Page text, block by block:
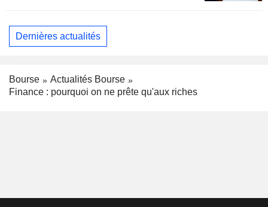
Dernières actualités
Bourse
Actualités Bourse
Finance : pourquoi on ne prête qu'aux riches